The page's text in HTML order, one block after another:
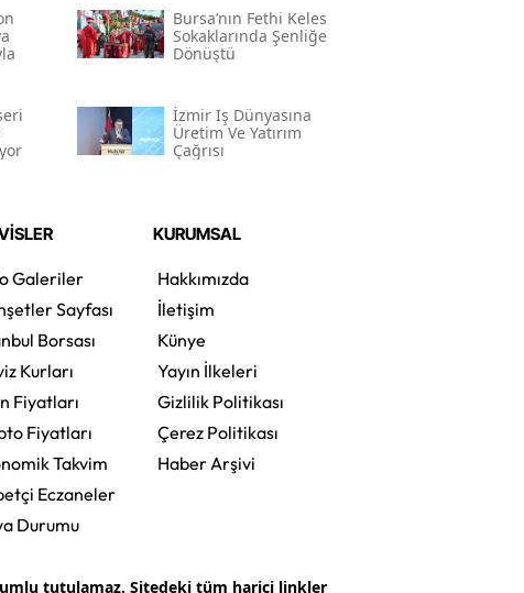
Bursa’nın Fethi Keles
Sokaklarında Şenliğe
Dönüştü
İzmir Iş Dünyasına
Üretim Ve Yatırım
Çağrısı
Galeriler
Sayfası
Borsası
Kurları
Fiyatları
Fiyatları
Takvim
Eczaneler
Durumu
KURUMSAL
Hakkımızda
İletişim
Künye
Yayın İlkeleri
Gizlilik Politikası
Çerez Politikası
Haber Arşivi
tutulamaz. Sitedeki tüm harici linkler